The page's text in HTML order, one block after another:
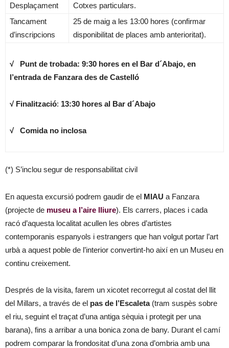
Desplaçament
Cotxes particulars.
Tancament
d’inscripcions
25 de maig a les 13:00 hores (confirmar
disponibilitat de places amb anterioritat).
√Punt de trobada: 9:30 hores en el Bar d´Abajo, en
l’entrada de Fanzara des de Castelló
√ Finalització: 13:30 hores al Bar d´Abajo
√ Comida no inclosa
(*) S’inclou segur de responsabilitat civil
En aquesta excursió podrem gaudir de el MIAU a Fanzara
(projecte de museu a l’aire lliure). Els carrers, places i cada
racó d’aquesta localitat acullen les obres d’artistes
contemporanis espanyols i estrangers que han volgut portar l’art
urbà a aquest poble de l’interior convertint-ho així en un Museu en
continu creixement.
Després de la visita, farem un xicotet recorregut al costat del llit
del Millars, a través de el pas de l’Escaleta(tram suspès sobre
el riu, seguint el traçat d’una antiga sèquia i protegit per una
barana), fins a arribar a una bonica zona de bany. Durant el camí
podrem comparar la frondositat d’una zona d’ombria amb una